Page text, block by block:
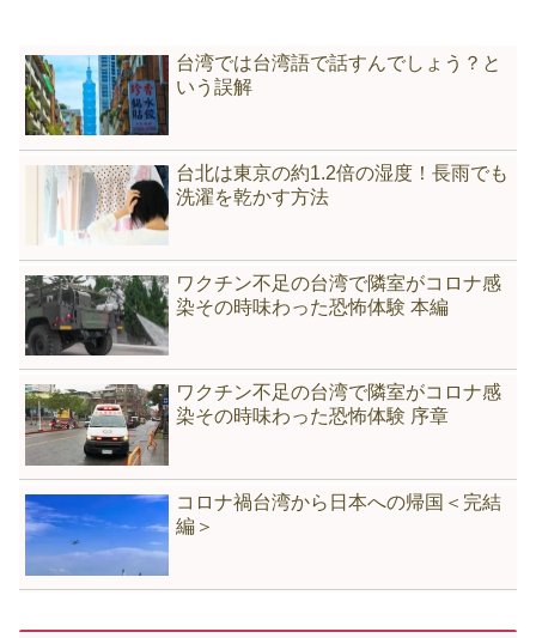
台湾では台湾語で話すんでしょう？と
いう誤解
台北は東京の約1.2倍の湿度！長雨でも
洗濯を乾かす方法
ワクチン不足の台湾で隣室がコロナ感
染その時味わった恐怖体験 本編
ワクチン不足の台湾で隣室がコロナ感
染その時味わった恐怖体験 序章
コロナ禍台湾から日本への帰国＜完結
編＞